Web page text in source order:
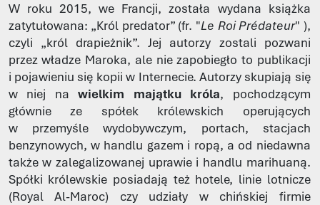
W roku 2015, we Francji, została wydana książka
zatytułowana: „Król predator” (fr. "Le Roi Prédateur" ),
czyli „król drapieżnik”. Jej autorzy zostali pozwani
przez władze Maroka, ale nie zapobiegło to publikacji
i pojawieniu się kopii w Internecie. Autorzy skupiają się
w niej nawielkim majątku króla, pochodzącym
głównie ze spółek królewskich operujących
w przemyśle wydobywczym, portach, stacjach
benzynowych, w handlu gazem i ropą, a od niedawna
także w zalegalizowanej uprawie i handlu marihuaną.
Spółki królewskie posiadają też hotele, linie lotnicze
(Royal Al-Maroc) czy udziały w chińskiej firmie